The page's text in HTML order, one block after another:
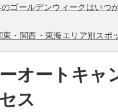
ゴールデンウィークはいつ
・関西・東海エリア別スポ
オートキャ
ス